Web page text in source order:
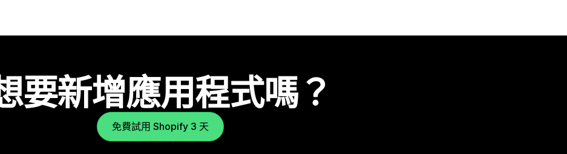
要新增應用程式嗎？
免費試用 Shopify 3 天